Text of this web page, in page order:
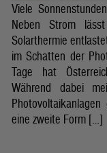
Viele
Neben Strom
Solarthermie
im Schatten der
Tage hat
Während dabei
eine zweite Form […]